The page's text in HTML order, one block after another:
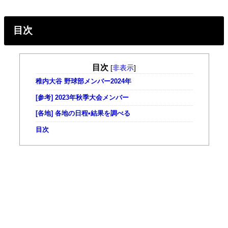
目次
目次 [非表示]
稚内大谷 野球部メンバー2024年
[参考] 2023年秋季大会メンバー
[各地] 各地の日程•結果を調べる
目次